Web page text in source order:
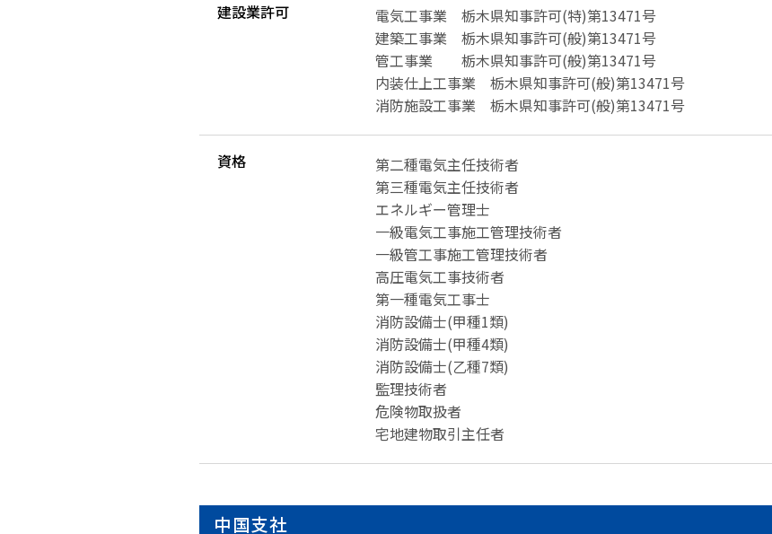
建設業許可
電気工事業 栃木県知事許可(特)第13471号
建築工事業 栃木県知事許可(般)第13471号
管工事業 栃木県知事許可(般)第13471号
内装仕上工事業 栃木県知事許可(般)第13471号
消防施設工事業 栃木県知事許可(般)第13471号
資格
第二種電気主任技術者
第三種電気主任技術者
エネルギー管理士
一級電気工事施工管理技術者
一級管工事施工管理技術者
高圧電気工事技術者
第一種電気工事士
消防設備士(甲種1類)
消防設備士(甲種4類)
消防設備士(乙種7類)
監理技術者
危険物取扱者
宅地建物取引主任者
中国支社